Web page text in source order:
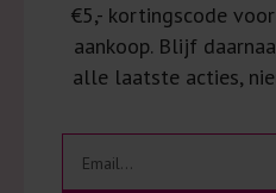
€5,- kortingscode
aankoop. Blijf
alle laatste acties,